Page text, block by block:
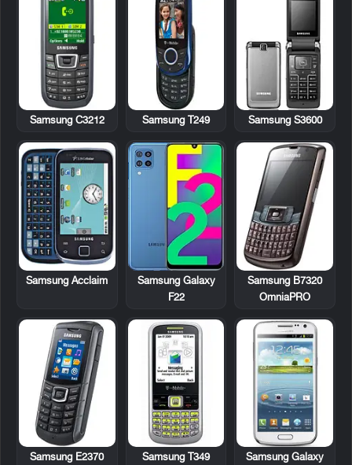
Samsung S3600
Samsung T249
Samsung C3212
Samsung B7320
OmniaPRO
Samsung Galaxy
F22
Samsung Acclaim
Samsung Galaxy
Samsung T349
Samsung E2370